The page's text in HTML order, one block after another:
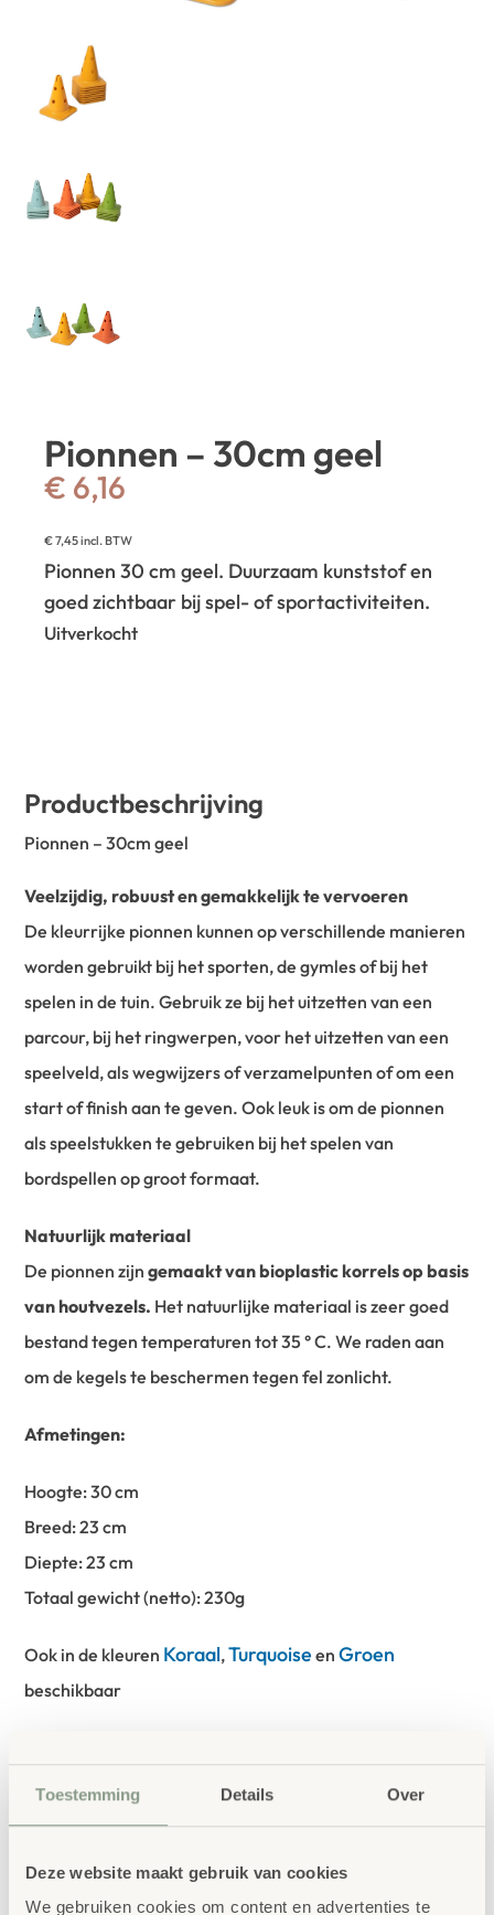
Toestemming Details Over
Deze website maakt gebruik van cookies
We gebruiken cookies om content en advertenties te
Pionnen – 30cm geel
€ 6,16
€7,45incl. BTW
Pionnen 30 cm geel. Duurzaam kunststof en
goed zichtbaar bij spel- of sportactiviteiten.
Uitverkocht
Productbeschrijving
Pionnen – 30cm geel
Veelzijdig, robuust en gemakkelijk te vervoeren
De kleurrijke pionnen kunnen op verschillende manieren
worden gebruikt bij het sporten, de gymles of bij het
spelen in de tuin. Gebruik ze bij het uitzetten van een
parcour, bij het ringwerpen, voor het uitzetten van een
speelveld, als wegwijzers of verzamelpunten of om een
start of finish aan te geven. Ook leuk is om de pionnen
als speelstukken te gebruiken bij het spelen van
bordspellen op groot formaat.
Natuurlijk materiaal
De pionnen zijngemaakt van bioplastic korrels op basis
van houtvezels. Het natuurlijke materiaal is zeer goed
bestand tegen temperaturen tot 35 ° C. We raden aan
om de kegels te beschermen tegen fel zonlicht.
Afmetingen:
Hoogte: 30 cm
Breed: 23 cm
Diepte: 23 cm
Totaal gewicht (netto): 230g
Ook in de kleuren Koraal,TurquoiseenGroen
beschikbaar
Vertrouwdbestellen bij School
Concept
School Concept is de specialist in
onderwijsmeubilair. Wij geloven dat een